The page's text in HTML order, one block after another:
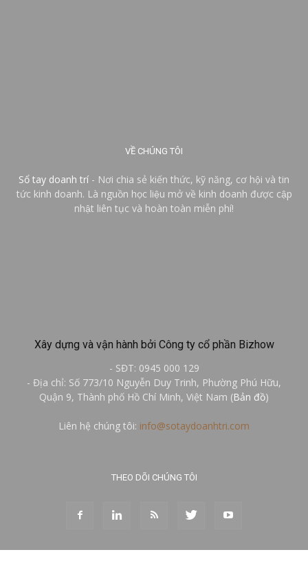
VỀ CHÚNG TÔI
Sổ tay doanh trí - Nơi chia sẻ kiến thức, kỹ năng, cơ hội và tin
tức kinh doanh. Là nguồn học liệu mở về kinh doanh được cập
nhật liên tục và hoàn toàn miễn phí!
Xây dựng và vận hành bởi Công ty cổ phần Bizhow
- SĐT: 0945 000 129
- Địa chỉ: Số 773/10 Nguyễn Duy Trinh, Phường Phú Hữu,
Quận 9, Thành phố Hồ Chí Minh, Việt Nam (Bản đồ)
Liên hệ chúng tôi: info@sotaydoanhtri.com
THEO DÕI CHÚNG TÔI